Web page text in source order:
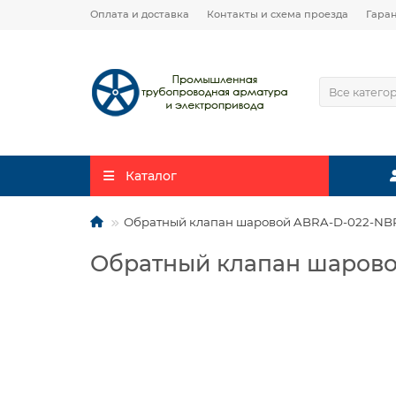
Оплата и доставка Контакты и схема проезда
Все
Каталог
Обратный клапан шаровой ABRA-D-022-
Обратный клапан